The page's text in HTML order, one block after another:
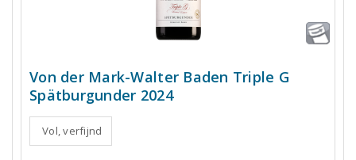
Von der Mark-Walter Baden Triple G
Spätburgunder 2024
Vol, verfijnd